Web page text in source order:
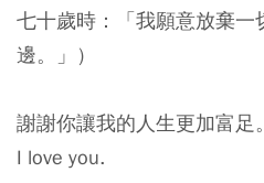
七十歲時：「我願意放棄一
邊。」）
謝謝你讓我的人生更加富足。
I love you.